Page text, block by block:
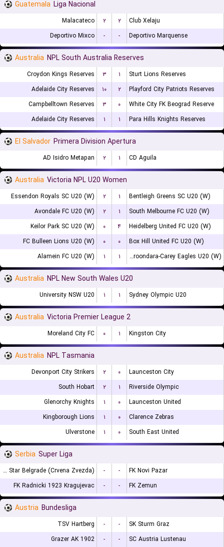
Guatemala Liga Nacional
Malacateco ۲ ۲
Club Xelaju
Deportivo Mixco
- - Deportivo Marquense
Australia NPL South Australia Reserves
Croydon Kings Reserves ۳ ۱
Sturt Lions Reserves
Adelaide City Reserves
۱۰ ۲
Playford City Patriots Reserves
Campbelltown Reserves
۳ ۰
White City FK Beograd Reserve
Adelaide City Reserves
۱ ۱ Para Hills Knights Reserves
El Salvador Primera Division Apertura
AD Isidro Metapan ۲ ۱ CD Aguila
Australia Victoria NPL U20 Women
Essendon Royals SC U20 (W) ۲ ۱
Bentleigh Greens SC U20 (W)
Avondale FC U20 (W)
۲ ۱
South Melbourne FC U20 (W)
Keilor Park SC U20 (W)
۰ ۴
Heidelberg United FC U20 (W)
FC Bulleen Lions U20 (W)
۰ ۰
Box Hill United FC U20 (W)
Alamein FC U20 (W)
۱ ۱ Boroondara-Carey Eagles U20 (W)
Australia NPL New South Wales U20
University NSW U20 ۱ ۱ Sydney Olympic U20
Australia Victoria Premier League 2
Moreland City FC ۰ ۱ Kingston City
Australia NPL Tasmania
Devonport City Strikers ۲ ۰
Launceston City
South Hobart
۲ ۱
Riverside Olympic
Glenorchy Knights
۱ ۰
Launceston United
Kingborough Lions
۱ ۰
Clarence Zebras
Ulverstone
۱ ۰ South East United
Serbia Super Liga
FK Red Star Belgrade (Crvena Zvezda) - -
FK Novi Pazar
FK Radnicki 1923 Kragujevac
- - FK Zemun
Austria Bundesliga
TSV Hartberg - -
SK Sturm Graz
Grazer AK 1902
- - SC Austria Lustenau